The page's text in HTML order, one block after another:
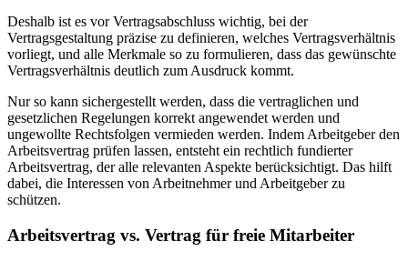
Deshalb ist es vor Vertragsabschluss wichtig, bei der
Vertragsgestaltung präzise zu definieren, welches Vertragsverhältnis
vorliegt, und alle Merkmale so zu formulieren, dass das gewünschte
Vertragsverhältnis deutlich zum Ausdruck kommt.
Nur so kann sichergestellt werden, dass die vertraglichen und
gesetzlichen Regelungen korrekt angewendet werden und
ungewollte Rechtsfolgen vermieden werden. Indem Arbeitgeber den
Arbeitsvertrag prüfen lassen, entsteht ein rechtlich fundierter
Arbeitsvertrag, der alle relevanten Aspekte berücksichtigt. Das hilft
dabei, die Interessen von Arbeitnehmer und Arbeitgeber zu
schützen.
Arbeitsvertrag vs. Vertrag für freie Mitarbeiter